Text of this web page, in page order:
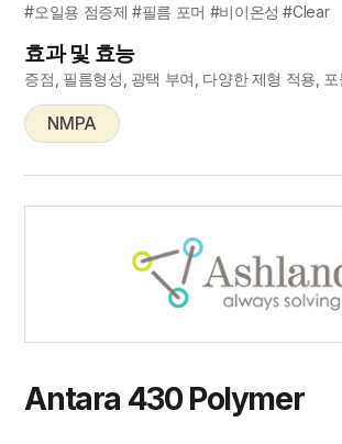
#오일용 점증제 #필름 포머 #비이온성 #Clear
효과 및 효능
증점, 필름형성, 광택 부여, 다양한 제형 적용,
NMPA
Antara 430 Polymer